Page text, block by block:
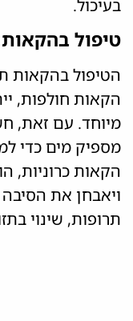
בעיכול.
טיפול בהקאות
הטיפול בהקאות
הקאות חולפות,
מיוחד. עם זאת,
מספיק מים כדי
הקאות כרוניות,
ויאבחן את
תרופות, שינוי